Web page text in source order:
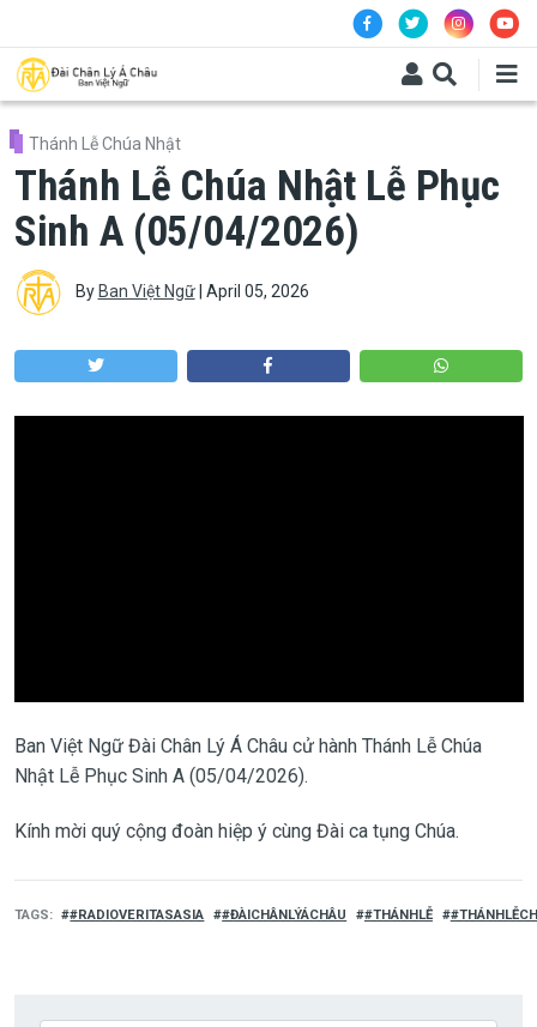
Thánh Lễ Chúa Nhật
Thánh Lễ Chúa Nhật Lễ Phục
Sinh A (05/04/2026)
By Ban Việt Ngữ| April 05, 2026
Ban Việt Ngữ Đài Chân Lý Á Châu cử hành Thánh Lễ Chúa
Nhật Lễ Phục Sinh A (05/04/2026).
Kính mời quý cộng đoàn hiệp ý cùng Đài ca tụng Chúa.
TAGS #RADIOVERITASASIA #ĐÀICHÂNLÝÁCHÂU #THÁNHLỄ